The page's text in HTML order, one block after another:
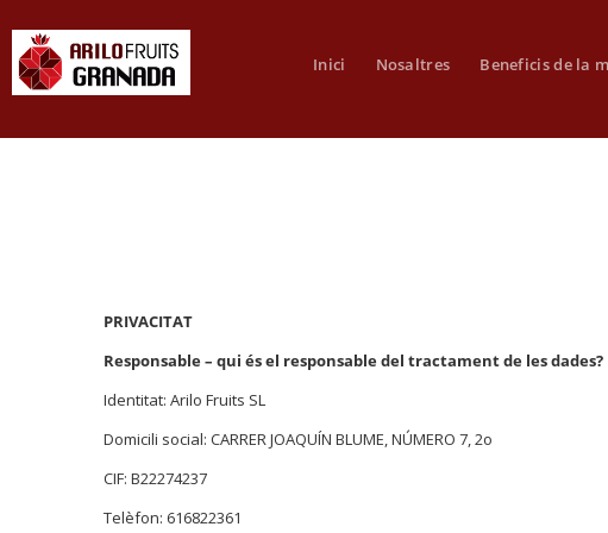
Inici Nosaltres Beneficis de la
PRIVACITAT
Responsable – qui és el responsable del tractament de les dades?
Identitat: Arilo Fruits SL
Domicili social: CARRER JOAQUÍN BLUME, NÚMERO 7, 2o
CIF: B22274237
Telèfon: 616822361